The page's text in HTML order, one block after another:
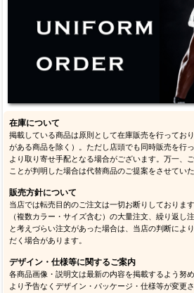
在庫について
掲載している商品は原則として在庫販売を行ってお
がある商品を除く）。ただし店頭でも同時販売を行
より取り寄せ手配となる場合がございます。万一、
ことが判明した場合は代替商品のご提案をさせてい
販売方針について
当店では転売目的のご注文は一切お断りしておりま
（複数カラー・サイズ含む）の大量注文、繰り返し
と考えづらい注文があった場合は、当店の判断によ
だく場合があります。
デザイン・仕様等に関するご案内
各商品画像・説明文は最新の内容を掲載するよう努
より予告なくデザイン・パッケージ・仕様等が変更